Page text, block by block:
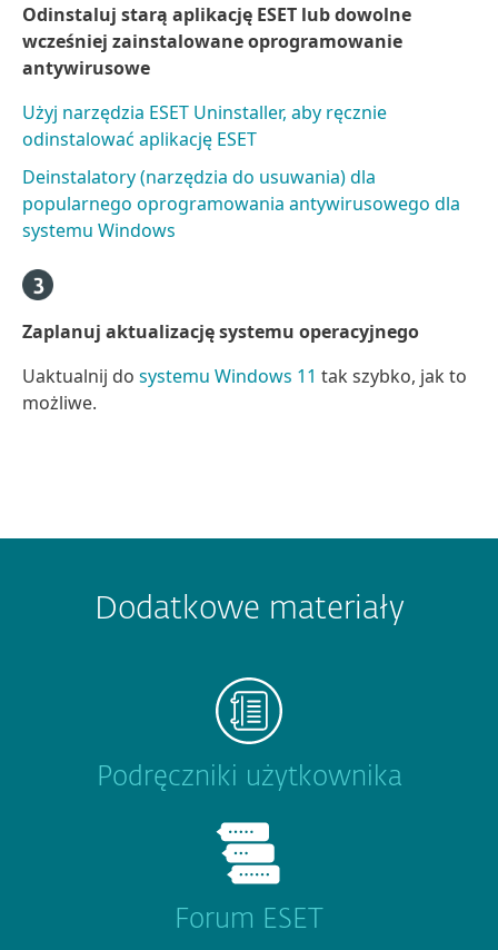
Odinstaluj starą aplikację ESET lub dowolne
wcześniej zainstalowane oprogramowanie
antywirusowe
Użyj narzędzia ESET Uninstaller, aby ręcznie
odinstalować aplikację ESET
Deinstalatory (narzędzia do usuwania) dla
popularnego oprogramowania antywirusowego dla
systemu Windows
Zaplanuj aktualizację systemu operacyjnego
Uaktualnij do systemu Windows 11 tak szybko, jak to
możliwe.
Dodatkowe materiały
Podręczniki użytkownika
Forum ESET